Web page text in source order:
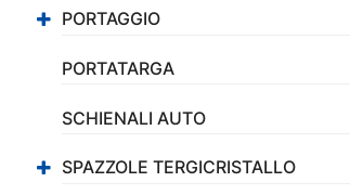
PORTAGGIO
PORTATARGA
SCHIENALI AUTO
SPAZZOLE TERGICRISTALLO